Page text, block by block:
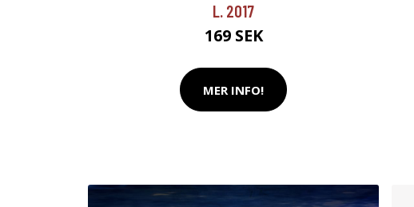
L. 2017
169 SEK
MER INFO!